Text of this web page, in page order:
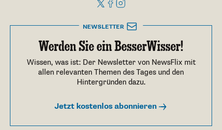
NEWSLETTER
Werden Sie ein BesserWisser!
Wissen, was ist: Der Newsletter von NewsFlix mit
allen relevanten Themen des Tages und den
Hintergründen dazu.
Jetzt kostenlos abonnieren